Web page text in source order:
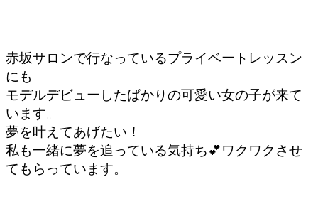
赤坂サロンで行なっているプライベートレッスン
にも
モデルデビューしたばかりの可愛い女の子が来て
います。
夢を叶えてあげたい！
私も一緒に夢を追っている気持ち💕ワクワクさせ
てもらっています。